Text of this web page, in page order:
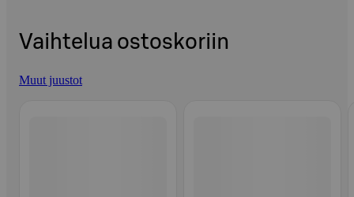
Vaihtelua ostoskoriin
Muut juustot